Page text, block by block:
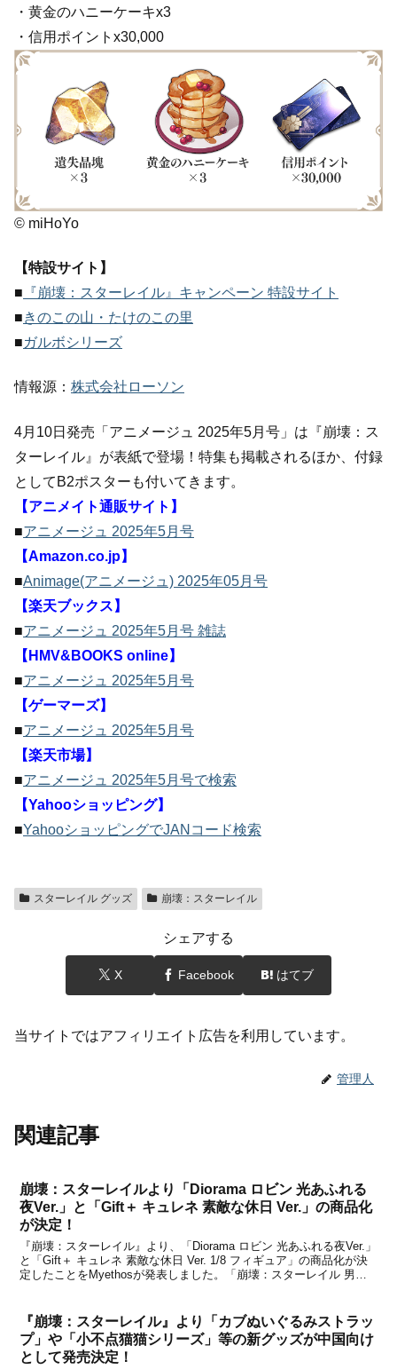
・黄金のハニーケーキx3
・信用ポイントx30,000
© miHoYo
【特設サイト】
■ 『崩壊：スターレイル』キャンペーン 特設サイト
■きのこの山・たけのこの里
■ガルボシリーズ
情報源： 株式会社ローソン
4月10日発売「アニメージュ 2025年5月号」は『崩壊：ス
ターレイル』が表紙で登場！特集も掲載されるほか、付録
としてB2ポスターも付いてきます。
【アニメイト通販サイト】
■アニメージュ 2025年5月号
【Amazon.co.jp】
■Animage(アニメージュ) 2025年05月号
【楽天ブックス】
■アニメージュ 2025年5月号 雑誌
【HMV&BOOKS online】
■アニメージュ 2025年5月号
【ゲーマーズ】
■アニメージュ 2025年5月号
【楽天市場】
■アニメージュ 2025年5月号で検索
【Yahooショッピング】
■YahooショッピングでJANコード検索
スターレイル グッズ 崩壊：スターレイル
シェアする
X Facebook はてブ
当サイトではアフィリエイト広告を利用しています。
管理人
関連記事
崩壊：スターレイルより「Diorama ロビン 光あふれる
夜Ver.」と「Gift＋ キュレネ 素敵な休日 Ver.」の商品化
が決定！
『崩壊：スターレイル』より、「Diorama ロビン 光あふれる夜Ver.」
と「Gift＋ キュレネ 素敵な休日 Ver. 1/8 フィギュア」の商品化が決
定したことをMyethosが発表しました。「崩壊：スターレイル 男子
『崩壊：スターレイル』より「カブぬいぐるみストラッ
プ」や「小不点猫猫シリーズ」等の新グッズが中国向け
として発売決定！